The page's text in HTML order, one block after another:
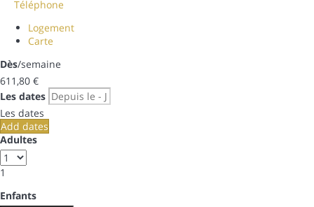
Téléphone
Logement
Carte
Dès/semaine
611,80 €
Les dates
Les dates
Add dates
Adultes
1
Enfants